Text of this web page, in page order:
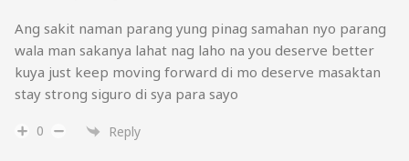
Ang sakit naman parang yung pinag samahan nyo parang
wala man sakanya lahat nag laho na you deserve better
kuya just keep moving forward di mo deserve masaktan
stay strong siguro di sya para sayo
0 Reply